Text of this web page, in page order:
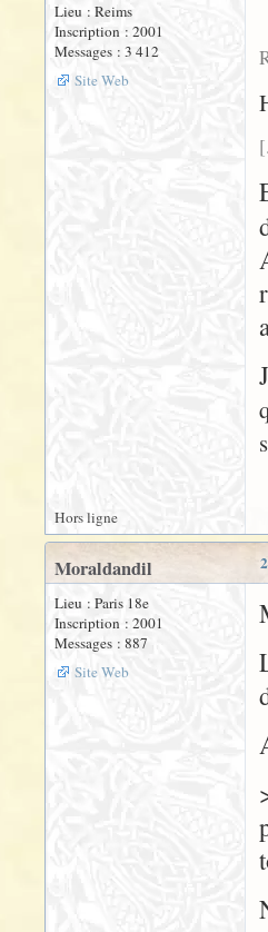
Lieu : Reims
Inscription : 2001
Messages : 3 412
Site Web
Hors ligne
Moraldandil
Lieu : Paris 18e
Inscription : 2001
Messages : 887
Site Web